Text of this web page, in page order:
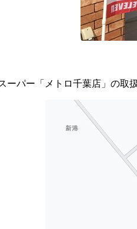
ーパー「メトロ千葉店」の取